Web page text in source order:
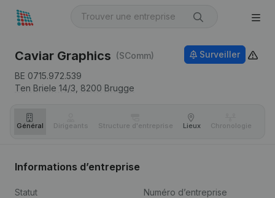
Caviar Graphics (SComm)
BE 0715.972.539
Ten Briele 14/3, 8200 Brugge
Surveiller
Général Dirigeants Structure d'entreprise Lieux Chronologie
Informations d’entreprise
Statut
Numéro d’entreprise